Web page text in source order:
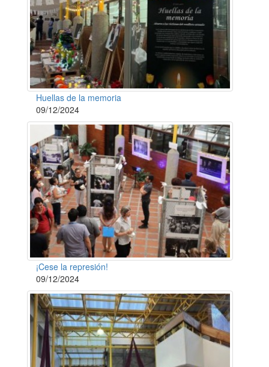
Huellas de la memoria
09/12/2024
¡Cese la represión!
09/12/2024